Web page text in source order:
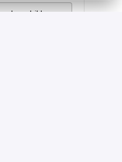
onbeschikbaar